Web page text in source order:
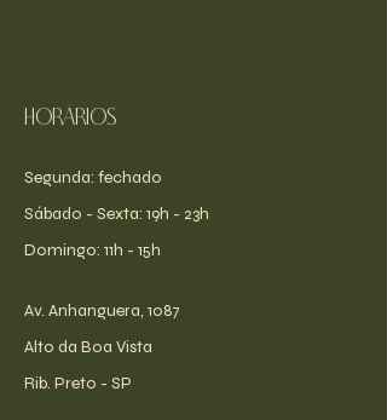
Horários
Segunda: fechado
​​Sábado - Sexta: 19h - 23h
​Domingo: 11h - 15h
Av. Anhanguera, 1087
Alto da Boa Vista
Rib. Preto - SP